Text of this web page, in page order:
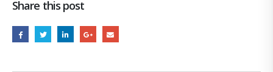
Share this post